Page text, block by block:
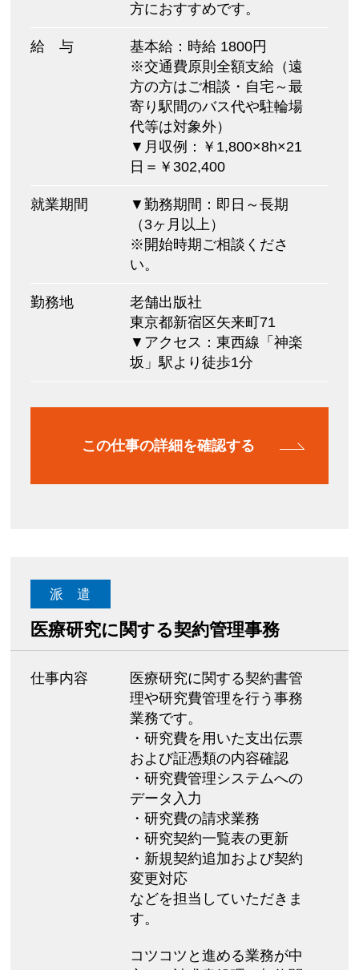
方におすすめです。
給 与
基本給：時給 1800円
※交通費原則全額支給（遠
方の方はご相談・自宅～最
寄り駅間のバス代や駐輪場
代等は対象外）
▼月収例：￥1,800×8h×21
日＝￥302,400
就業期間
▼勤務期間：即日～長期
（3ヶ月以上）
※開始時期ご相談くださ
い。
勤務地
老舗出版社
東京都新宿区矢来町71
▼アクセス：東西線「神楽
坂」駅より徒歩1分
この仕事の詳細を確認する
派 遣
医療研究に関する契約管理事務
仕事内容
医療研究に関する契約書管
理や研究費管理を行う事務
業務です。
・研究費を用いた支出伝票
および証憑類の内容確認
・研究費管理システムへの
データ入力
・研究費の請求業務
・研究契約一覧表の更新
・新規契約追加および契約
変更対応
などを担当していただきま
す。
コツコツと進める業務が中